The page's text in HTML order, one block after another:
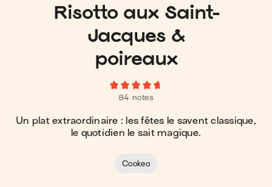
Risotto aux Saint-
Jacques &
poireaux
84 notes
Un plat extraordinaire : les fêtes le savent classique,
le quotidien le sait magique.
Cookeo